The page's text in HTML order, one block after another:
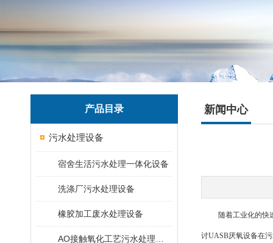
产品目录
污水处理设备
宿舍生活污水处理一体化设备
洗涤厂污水处理设备
橡胶加工废水处理设备
新闻中心
随着工业化的快速
讨UASB厌氧设备在